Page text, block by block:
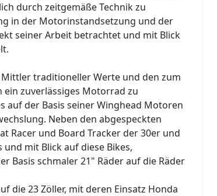
durch zeitgemäße Technik zu
in der Motorinstandsetzung und der
seiner Arbeit betrachtet und mit Blick
traditioneller Werte und den zum
zuverlässiges Motorrad zu
auf der Basis seiner Winghead Motoren
Neben den abgespeckten
Racer und Board Tracker der 30er und
mit Blick auf diese Bikes,
Basis schmaler 21" Räder auf die Räder
die 23 Zöller, mit deren Einsatz Honda